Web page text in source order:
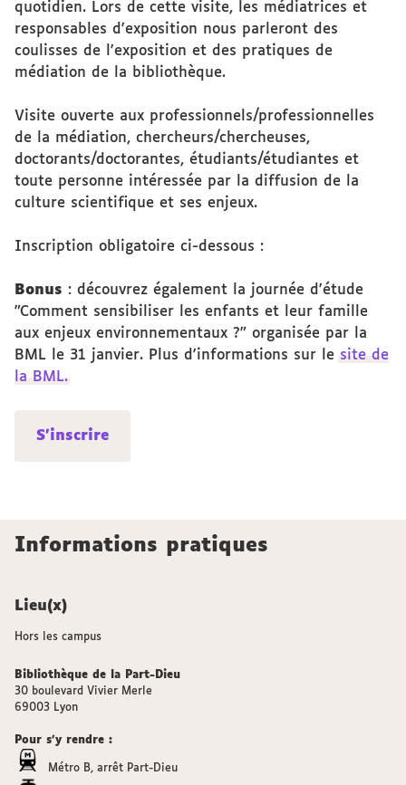
quotidien. Lors de cette visite, les médiatrices et
responsables d'exposition nous parleront des
coulisses de l'exposition et des pratiques de
médiation de la bibliothèque.
Visite ouverte aux professionnels/professionnelles
de la médiation, chercheurs/chercheuses,
doctorants/doctorantes, étudiants/étudiantes et
toute personne intéressée par la diffusion de la
culture scientifique et ses enjeux.
Inscription obligatoire ci-dessous :
Bonus : découvrez également la journée d'étude
"Comment sensibiliser les enfants et leur famille
aux enjeux environnementaux ?" organisée par la
BML le 31 janvier. Plus d'informations sur le site de
la BML.
Informations pratiques
Lieu(x)
Hors les campus
Bibliothèque de la Part-Dieu
30 boulevard Vivier Merle
69003 Lyon
Pour s'y rendre :
Métro B, arrêt Part-Dieu